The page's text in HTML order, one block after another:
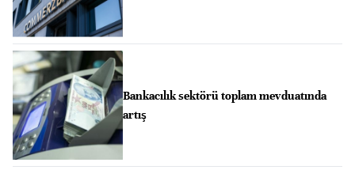
Bankacılık sektörü toplam mevduatında
artış